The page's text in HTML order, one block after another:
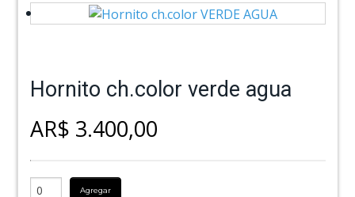
Hornito ch.color verde agua
AR$ 3.400,00
Agregar